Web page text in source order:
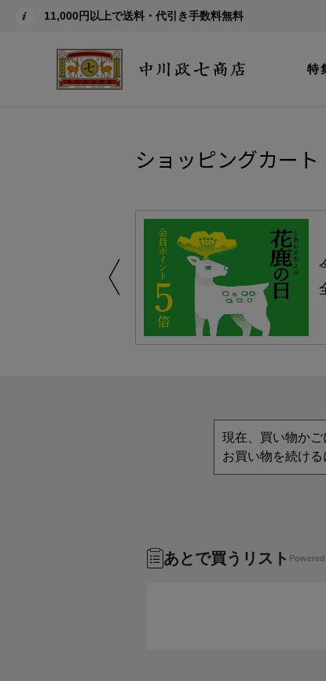
11,000円以上で送料・代引き手数料無料
特
ショッピングカート
現在、買い物かご
お買い物を続け
あとで買うリスト